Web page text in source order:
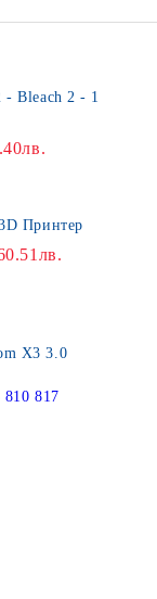
Принтер
X3 3.0
810 817